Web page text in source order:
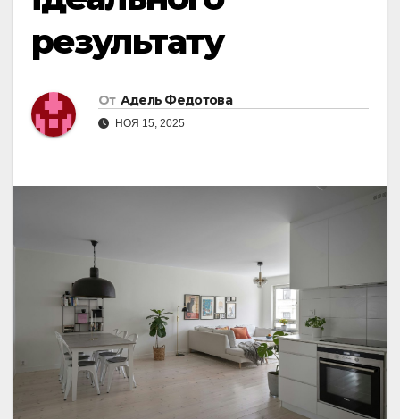
результату
От Адель Федотова
НОЯ 15, 2025